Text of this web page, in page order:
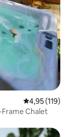
4,95 (119)
Chalet